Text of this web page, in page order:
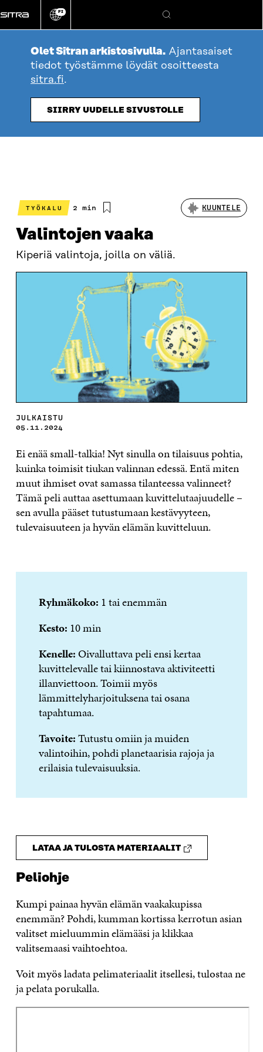
suoraan
sisältöön
Vaihda
kieli
FI
Hae
Olet Sitran arkistosivulla. Ajantasaiset
tiedot työstämme löydät osoitteesta
sitra.fi.
SIIRRY UUDELLE SIVUSTOLLE
TYÖKALU
Arvioitu
2 min KUUNTELE
Valintojen vaaka
Kiperiä valintoja, joilla on väliä.
JULKAISTU
05.11.2024
Ei enää small-talkia! Nyt sinulla on tilaisuus pohtia,
kuinka toimisit tiukan valinnan edessä. Entä miten
muut ihmiset ovat samassa tilanteessa valinneet?
Tämä peli auttaa asettumaan kuvittelutaajuudelle –
sen avulla pääset tutustumaan kestävyyteen,
tulevaisuuteen ja hyvän elämän kuvitteluun.
Ryhmäkoko: 1 tai enemmän
Kesto: 10 min
Kenelle:Oivalluttava peli ensi kertaa
kuvittelevalle tai kiinnostava aktiviteetti
illanviettoon. Toimii myös
lämmittelyharjoituksena tai osana
tapahtumaa.
Tavoite:Tutustu omiin ja muiden
valintoihin, pohdi planetaarisia rajoja ja
erilaisia tulevaisuuksia.
LATAA JA TULOSTA MATERIAALIT
Peliohje
Kumpi painaa hyvän elämän vaakakupissa
enemmän? Pohdi, kumman kortissa kerrotun asian
valitset mieluummin elämääsi ja klikkaa
valitsemaasi vaihtoehtoa.
Voit myös ladata pelimateriaalit itsellesi, tulostaa ne
ja pelata porukalla.